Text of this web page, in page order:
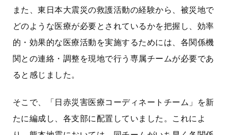
また、東日本大震災の救護活動の経験から、被災地で
どのような医療が必要とされているかを把握し、効率
的・効果的な医療活動を実施するためには、各関係機
関との連絡・調整を現地で行う専属チームが必要であ
ると感じました。
そこで、 「日赤災害医療コーディネートチーム」 を新
たに編成し、各支部に配置していました。これによ